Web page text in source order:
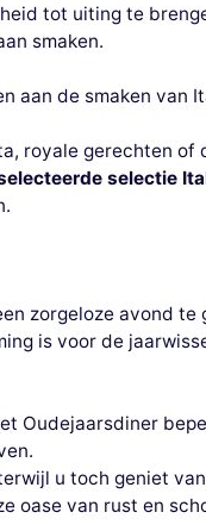
tot uiting te
smaken.
aan de smaken van
royale gerechten of
selectie
zorgeloze avond te
is voor de
Oudejaarsdiner
u toch geniet
oase van rust en